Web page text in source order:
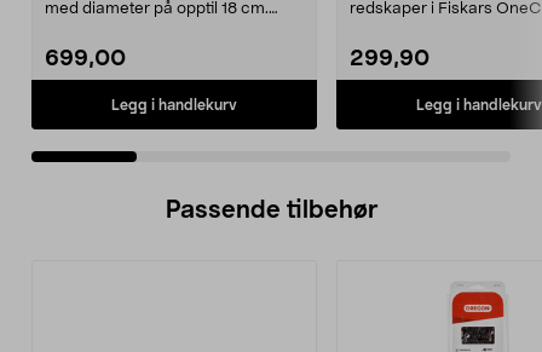
med diameter på opptil 18 cm.
699,00
Legg i handlekurv
redskaper i Fiskars
299,90
Legg i handlekurv
Passende tilbehør